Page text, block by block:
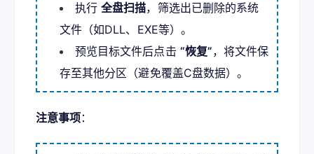
执行全盘扫描，筛选出已删除的系统
文件（如DLL、EXE等）。
预览目标文件后点击 “恢复”，将文件保
存至其他分区（避免覆盖C盘数据）。
注意事项：